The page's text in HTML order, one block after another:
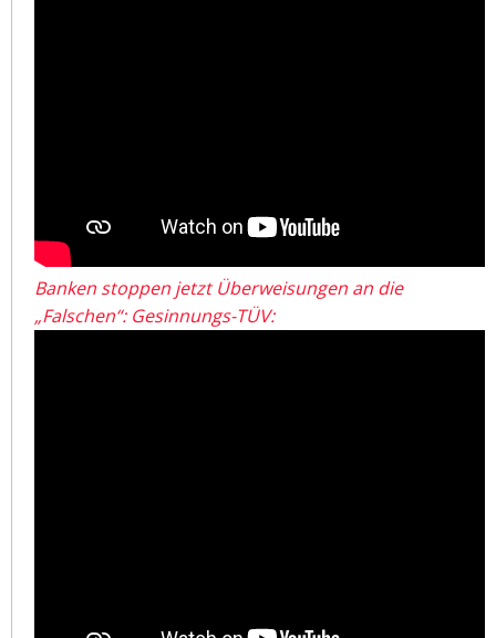
Banken stoppen jetzt Überweisungen an die
„Falschen“: Gesinnungs-TÜV: